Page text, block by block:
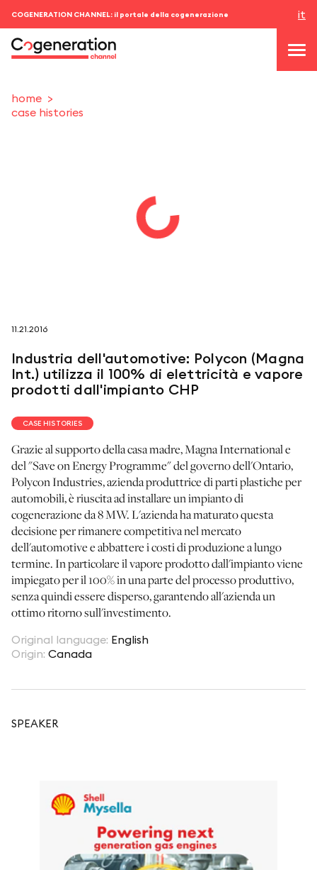
COGENERATION CHANNEL: il portale della cogenerazione it
seguici su
netzerotube
home
case histories
11.21.2016
Industria dell'automotive: Polycon (Magna
Int.) utilizza il 100% di elettricità e vapore
prodotti dall'impianto CHP
CASE HISTORIES
Grazie al supporto della casa madre, Magna International e
del "Save on Energy Programme" del governo dell'Ontario,
Polycon Industries, azienda produttrice di parti plastiche per
automobili, è riuscita ad installare un impianto di
cogenerazione da 8 MW. L'azienda ha maturato questa
decisione per rimanere competitiva nel mercato
dell'automotive e abbattere i costi di produzione a lungo
termine. In particolare il vapore prodotto dall'impianto viene
impiegato per il 100% in una parte del processo produttivo,
senza quindi essere disperso, garantendo all'azienda un
ottimo ritorno sull'investimento.
Original language: English
Origin: Canada
SPEAKER